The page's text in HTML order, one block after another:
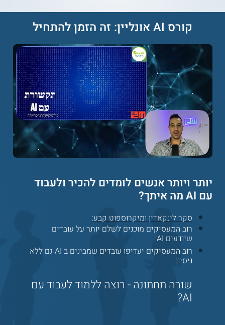
סביבתם.
מה הם תנאי הקבלה?
במסגרת תנאי הקבלה לקורס, על המשתתפים להיות מורים וגננות
בשנת שבתון, שהינם בעלי תעודת הוראה.
מה הן דרישות הקורס?
דרישות הקורס הינן:
השתתפות באופן פעיל במפגשי הקורס,
והשלמת מטלות הלמידה השוטפות.
הפקת התוצרים הדיגיטליים במתכונת שיתופית
הערכת עמיתים.
** לתשומת לבך נכונות המידע עלולה להשתנות
מעת לעת. המידע המוצג כאן נכתב ונערך על ידי
צוות האתר. למען הסר ספק בין האתר למוסד
הלימודים לא מתקיים קשר מכל סוג שהוא.
למידע נוסף לחצו:המכללה האקדמית לחינוך
תלפיות בחולון
קורס AI אונליין: זה הזמן להתחיל
יותר ויותר אנשים לומדים להכיר ולעבוד
עם AI מה איתך?
סקר לינקאדין ומיקרוספוט קבע:
רוב המעסיקים מוכנים לשלם יותר על עובדים
שיודעים AI
רוב המעסיקים יעדיפו עובדים שמבינים ב AI גם ללא
ניסיון
שורה תחתונה - רוצה ללמוד לעבוד עם
AI?